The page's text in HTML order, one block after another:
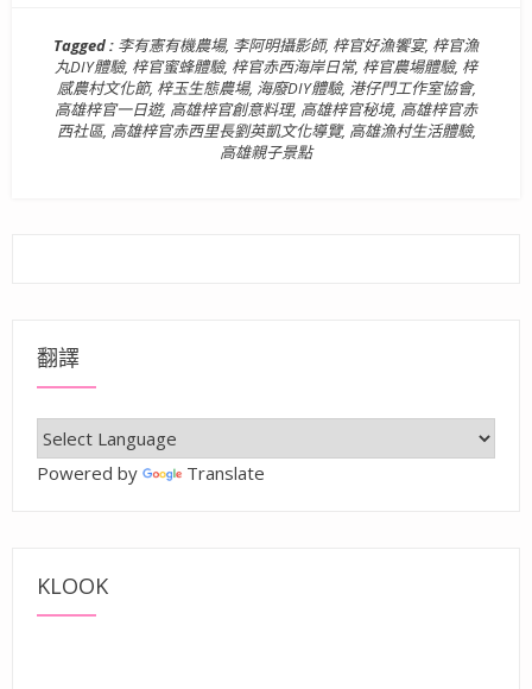
Tagged : 李有憲有機農場, 李阿明攝影師, 梓官好漁饗宴, 梓官漁
丸DIY體驗, 梓官蜜蜂體驗, 梓官赤西海岸日常, 梓官農場體驗, 梓
感農村文化節, 梓玉生態農場, 海廢DIY體驗, 港仔門工作室協會,
高雄梓官一日遊, 高雄梓官創意料理, 高雄梓官秘境, 高雄梓官赤
西社區, 高雄梓官赤西里長劉英凱文化導覽, 高雄漁村生活體驗,
高雄親子景點
翻譯
Powered by Translate
KLOOK